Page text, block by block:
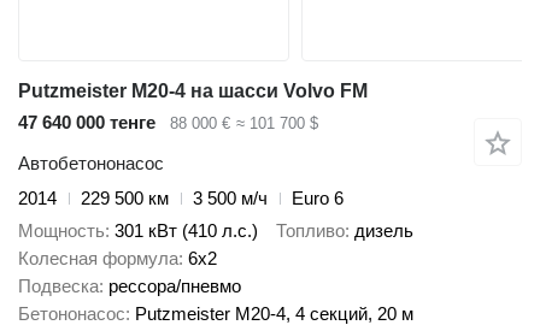
Putzmeister M20-4 на шасси Volvo FM
47 640 000 тенге
88 000 € ≈ 101 700 $
Автобетононасос
2014
229 500 км 3 500 м/ч
Euro 6
Мощность 301 кВт (410 л.с.) Топливо дизель
Колесная формула 6x2
Подвеска рессора/пневмо
Бетононасос Putzmeister M20-4, 4 секций, 20 м